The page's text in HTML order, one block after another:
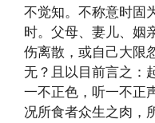
不觉知。不称意时固
时。父母、妻儿、姻
伤离散，或自己大限
无？且以目前言之：
一不正色，听一不正
况所食者众生之肉，